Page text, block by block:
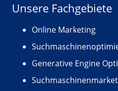
Unsere Fachgebiete
Online Marketing
Generative Engine